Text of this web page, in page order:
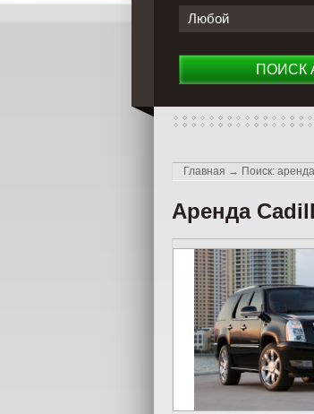
Любой
ПОИСК
Главная → Поиск:
Аренда